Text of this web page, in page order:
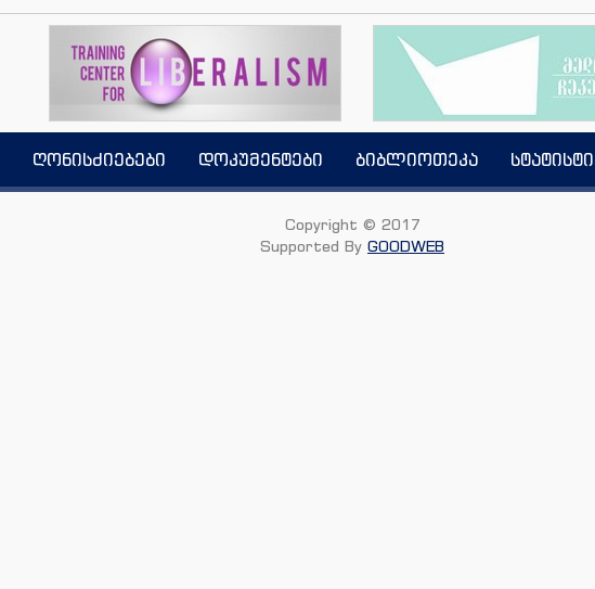
ღონისძიებები დოკუმენტები ბიბლიოთეკა
Copyright © 2017
Supported By GOODWEB